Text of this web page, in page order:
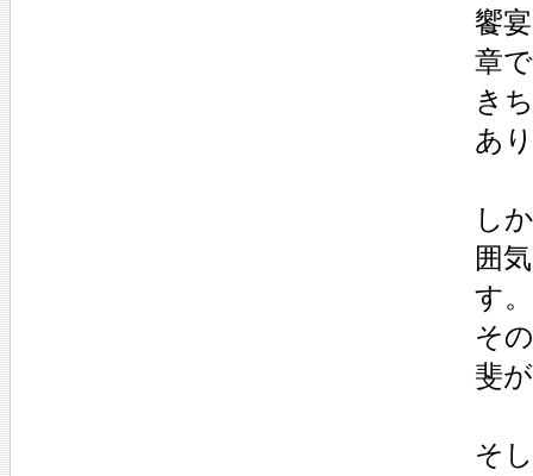
饗
章
き
あ
し
囲
す。
そ
斐
そ